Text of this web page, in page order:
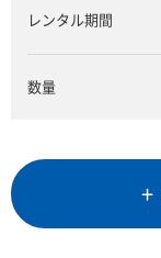
レンタル期間
数量